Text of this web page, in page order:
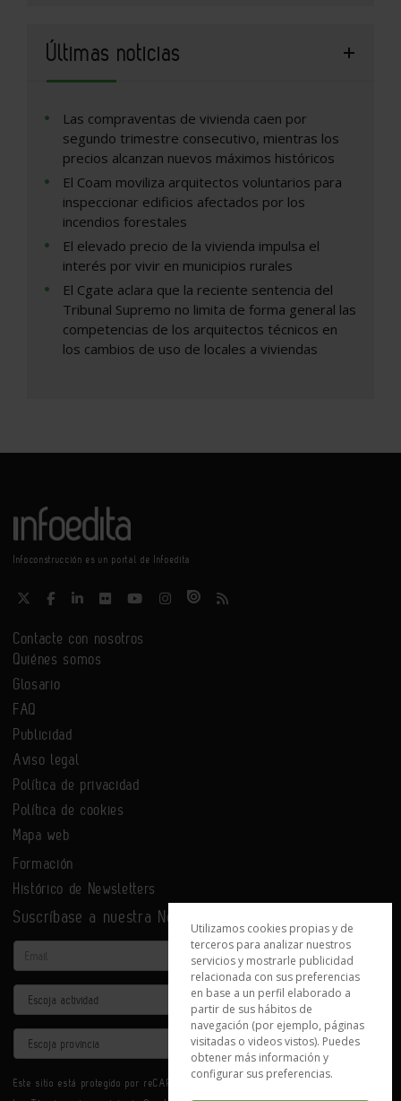
Últimas noticias
Las compraventas de vivienda caen por
segundo trimestre consecutivo, mientras los
precios alcanzan nuevos máximos históricos
El Coam moviliza arquitectos voluntarios para
inspeccionar edificios afectados por los
incendios forestales
El elevado precio de la vivienda impulsa el
interés por vivir en municipios rurales
El Cgate aclara que la reciente sentencia del
Tribunal Supremo no limita de forma general las
competencias de los arquitectos técnicos en
los cambios de uso de locales a viviendas
Infoconstrucción es un portal de Infoedita
Contacte con nosotros
Quiénes somos
Glosario
FAQ
Publicidad
Aviso legal
Política de privacidad
Política de cookies
Mapa web
Formación
Histórico de Newsletters
Suscríbase a nuestra Newsletter
Email
Actividad
Provincia
Este sitio está protegido por reCAPTCHA y se aplican la
Utilizamos cookies propias y de
terceros para analizar nuestros
servicios y mostrarle publicidad
relacionada con sus preferencias
en base a un perfil elaborado a
partir de sus hábitos de
navegación (por ejemplo, páginas
visitadas o videos vistos). Puedes
obtener más información y
configurar sus preferencias.